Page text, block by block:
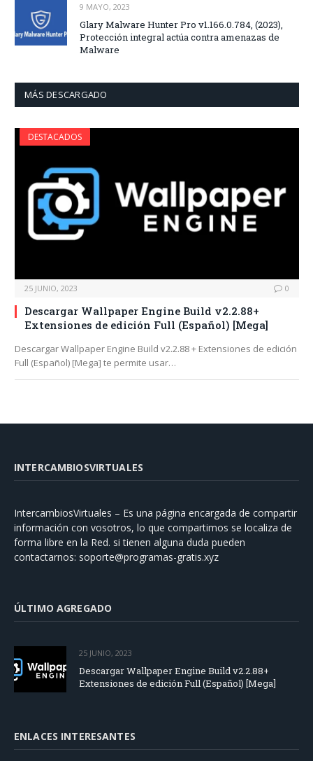
9 MAYO, 2023
Glary Malware Hunter Pro v1.166.0.784, (2023),
Protección integral actúa contra amenazas de
Malware
MÁS DESCARGADO
DESTACADOS
25 JUNIO, 2023 0
Descargar Wallpaper Engine Build v2.2.88+
Extensiones de edición Full (Español) [Mega]
Descargar Wallpaper Engine Build v2.2.88 + Extensiones de edición
Full (Español) [Mega] te permite usar…
INTERCAMBIOSVIRTUALES
IntercambiosVirtuales – Es una página encargada de compartir
información con vosotros, lo que compartimos se localiza de
forma libre en la Red. si tienen alguna duda pueden
contactarnos: soporte@programas-gratis.xyz
ÚLTIMO AGREGADO
25 JUNIO, 2023
Descargar Wallpaper Engine Build v2.2.88+
Extensiones de edición Full (Español) [Mega]
ENLACES INTERESANTES